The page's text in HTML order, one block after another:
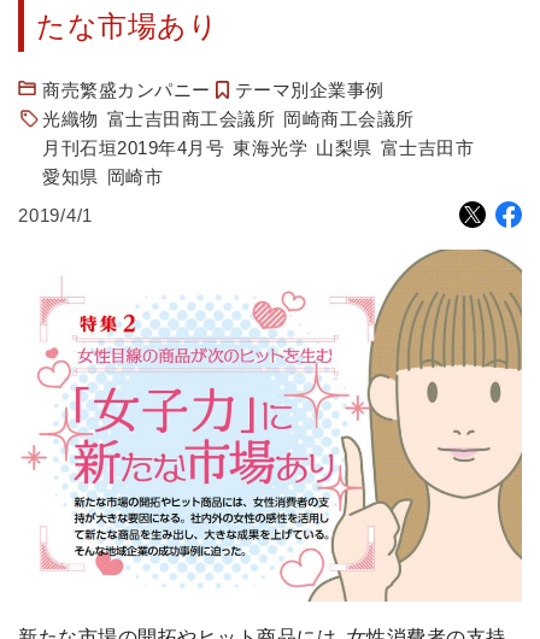
たな市場あり
商売繁盛カンパニー
テーマ別企業事例
光織物 富士吉田商工会議所 岡崎商工会議所
月刊石垣2019年4月号 東海光学 山梨県 富士吉田市
愛知県 岡崎市
2019/4/1